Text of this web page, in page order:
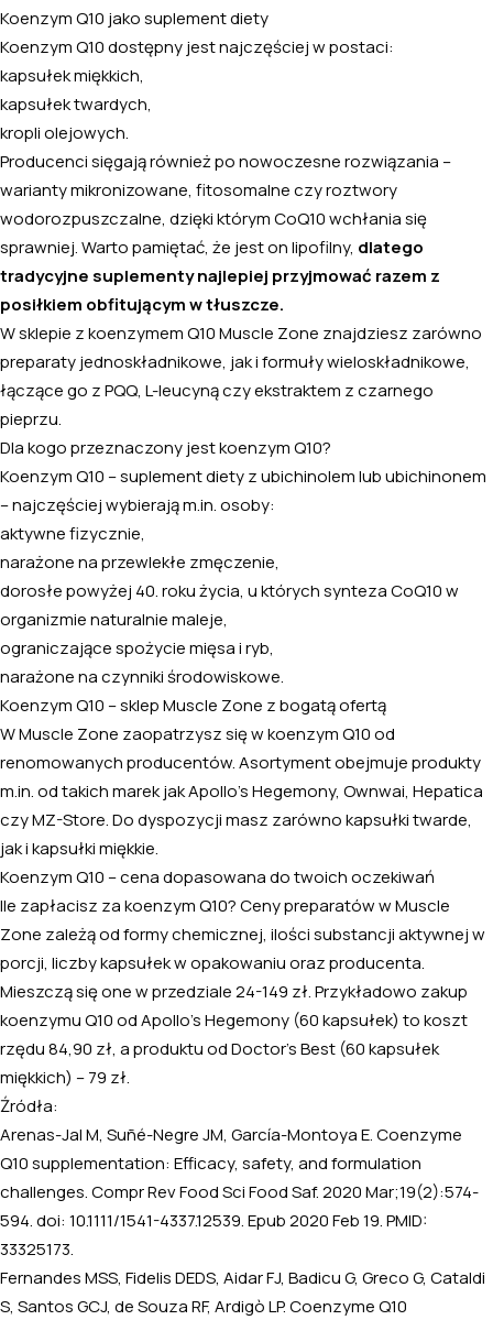
Koenzym Q10 jako suplement diety
Koenzym Q10 dostępny jest najczęściej w postaci:
kapsułek miękkich,
kapsułek twardych,
kropli olejowych.
Producenci sięgają również po nowoczesne rozwiązania –
warianty mikronizowane, fitosomalne czy roztwory
wodorozpuszczalne, dzięki którym CoQ10 wchłania się
sprawniej. Warto pamiętać, że jest on lipofilny, dlatego
tradycyjne suplementy najlepiej przyjmować razem z
posiłkiem obfitującym w tłuszcze.
W sklepie z koenzymem Q10 Muscle Zone znajdziesz zarówno
preparaty jednoskładnikowe, jak i formuły wieloskładnikowe,
łączące go z PQQ , L-leucyną czy ekstraktem z czarnego
pieprzu.
Dla kogo przeznaczony jest koenzym Q10?
Koenzym Q10 – suplement diety z ubichinolem lub ubichinonem
– najczęściej wybierają m.in. osoby:
aktywne fizycznie,
narażone na przewlekłe zmęczenie,
dorosłe powyżej 40. roku życia, u których synteza CoQ10 w
organizmie naturalnie maleje,
ograniczające spożycie mięsa i ryb,
narażone na czynniki środowiskowe.
Koenzym Q10 – sklep Muscle Zone z bogatą ofertą
W Muscle Zone zaopatrzysz się w koenzym Q10 od
renomowanych producentów. Asortyment obejmuje produkty
m.in. od takich marek jak Apollo’s Hegemony, Ownwai, Hepatica
czy MZ-Store. Do dyspozycji masz zarówno kapsułki twarde,
jak i kapsułki miękkie.
Koenzym Q10 – cena dopasowana do twoich oczekiwań
Ile zapłacisz za koenzym Q10? Ceny preparatów w Muscle
Zone zależą od formy chemicznej, ilości substancji aktywnej w
porcji, liczby kapsułek w opakowaniu oraz producenta.
Mieszczą się one w przedziale 24-149 zł. Przykładowo zakup
koenzymu Q10 od Apollo’s Hegemony (60 kapsułek) to koszt
rzędu 84,90 zł, a produktu od Doctor’s Best (60 kapsułek
miękkich) – 79 zł.
Źródła:
Arenas-Jal M, Suñé-Negre JM, García-Montoya E. Coenzyme
Q10 supplementation: Efficacy, safety, and formulation
challenges. Compr Rev Food Sci Food Saf. 2020 Mar;19(2):574-
594. doi: 10.1111/1541-4337.12539. Epub 2020 Feb 19. PMID:
33325173.
Fernandes MSS, Fidelis DEDS, Aidar FJ, Badicu G, Greco G, Cataldi
S, Santos GCJ, de Souza RF, Ardigò LP. Coenzyme Q10